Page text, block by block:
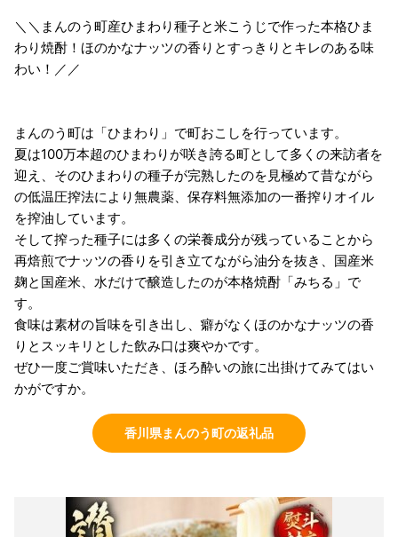
＼＼まんのう町産ひまわり種子と米こうじで作った本格ひま
わり焼酎！ほのかなナッツの香りとすっきりとキレのある味
わい！／／
まんのう町は「ひまわり」で町おこしを行っています。
夏は100万本超のひまわりが咲き誇る町として多くの来訪者を
迎え、そのひまわりの種子が完熟したのを見極めて昔ながら
の低温圧搾法により無農薬、保存料無添加の一番搾りオイル
を搾油しています。
そして搾った種子には多くの栄養成分が残っていることから
再焙煎でナッツの香りを引き立てながら油分を抜き、国産米
麹と国産米、水だけで醸造したのが本格焼酎「みちる」で
す。
食味は素材の旨味を引き出し、癖がなくほのかなナッツの香
りとスッキリとした飲み口は爽やかです。
ぜひ一度ご賞味いただき、ほろ酔いの旅に出掛けてみてはい
かがですか。
香川県まんのう町の返礼品